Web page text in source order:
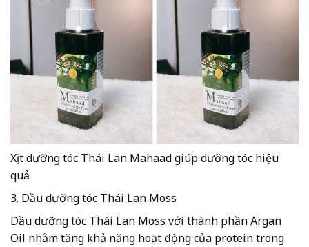
Xịt dưỡng tóc Thái Lan Mahaad giúp dưỡng tóc hiệu
quả
3. Dầu dưỡng tóc Thái Lan Moss
Dầu dưỡng tóc Thái Lan Moss với thành phần Argan
Oil nhằm tăng khả năng hoạt động của protein trong